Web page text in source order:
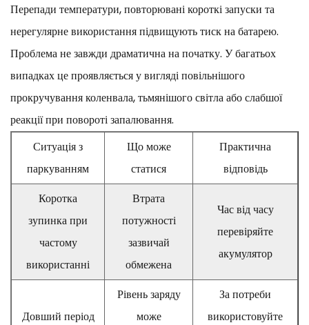
Перепади температури, повторювані короткі запуски та
нерегулярне використання підвищують тиск на батарею.
Проблема не завжди драматична на початку. У багатьох
випадках це проявляється у вигляді повільнішого
прокручування коленвала, тьмянішого світла або слабшої
реакції при повороті запалювання.
Ситуація з
паркуванням
Що може
статися
Практична
відповідь
Коротка
зупинка при
частому
використанні
Втрата
потужності
зазвичай
обмежена
Час від часу
перевіряйте
акумулятор
Довший період
Рівень заряду
може
За потреби
використовуйте